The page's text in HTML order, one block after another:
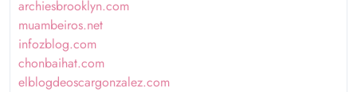
archiesbrooklyn.com
muambeiros.net
infozblog.com
chonbaihat.com
elblogdeoscargonzalez.com